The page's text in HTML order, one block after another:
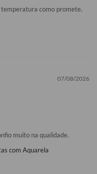
como promete.
07/08/2026
muito na qualidade.
com Aquarela